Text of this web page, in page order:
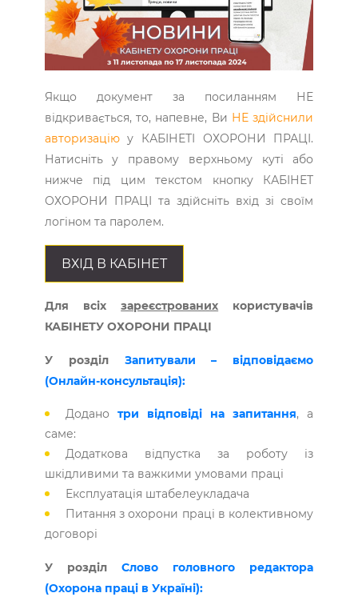
Якщо документ за посиланням НЕ
відкривається, то, напевне, Ви НЕ здійснили
авторизаціюу КАБІНЕТІ ОХОРОНИ ПРАЦІ.
Натисніть у правому верхньому куті або
нижче під цим текстом кнопку КАБІНЕТ
ОХОРОНИ ПРАЦІ та здійсніть вхід зі своїм
логіном та паролем.
ВХІД В КАБІНЕТ
Для всіхзареєстрованих користувачів
КАБІНЕТУ ОХОРОНИ ПРАЦІ
У розділ Запитували – відповідаємо
(Онлайн-консультація):
Додано три відповіді на запитання, а
саме:
Додаткова відпустка за роботу із
шкідливими та важкими умовами праці
Експлуатація штабелеукладача
Питання з охорони праці в колективному
договорі
У розділ Слово головного редактора
(Охорона праці в Україні):